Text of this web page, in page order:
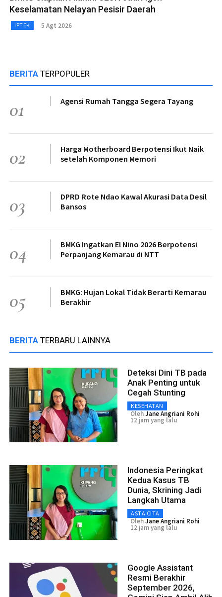
Keselamatan Nelayan Pesisir Daerah
IPTEK 5 Agt 2026
BERITA TERPOPULER
01 Agensi Rumah Tangga Segera Tayang
02
Harga Motherboard Berpotensi Ikut Naik
setelah Komponen Memori
03
DPRD Rote Ndao Kawal Akurasi Data Desil
Bansos
04
BMKG Ingatkan El Nino 2026 Berpotensi
Perpanjang Kemarau di NTT
05
BMKG: Hujan Lokal Tidak Berarti Kemarau
Berakhir
BERITA TERBARU LAINNYA
Deteksi Dini TB pada
Anak Penting untuk
Cegah Stunting
KESEHATAN
OlehJane Angriani Rohi
12 jam yang lalu
Indonesia Peringkat
Kedua Kasus TB
Dunia, Skrining Jadi
Langkah Utama
ASTA CITA
OlehJane Angriani Rohi
12 jam yang lalu
Google Assistant
Resmi Berakhir
September 2026,